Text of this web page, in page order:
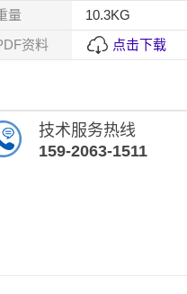
量
10.3KG
资料
点击下载
技术服务热线
159-2063-1511